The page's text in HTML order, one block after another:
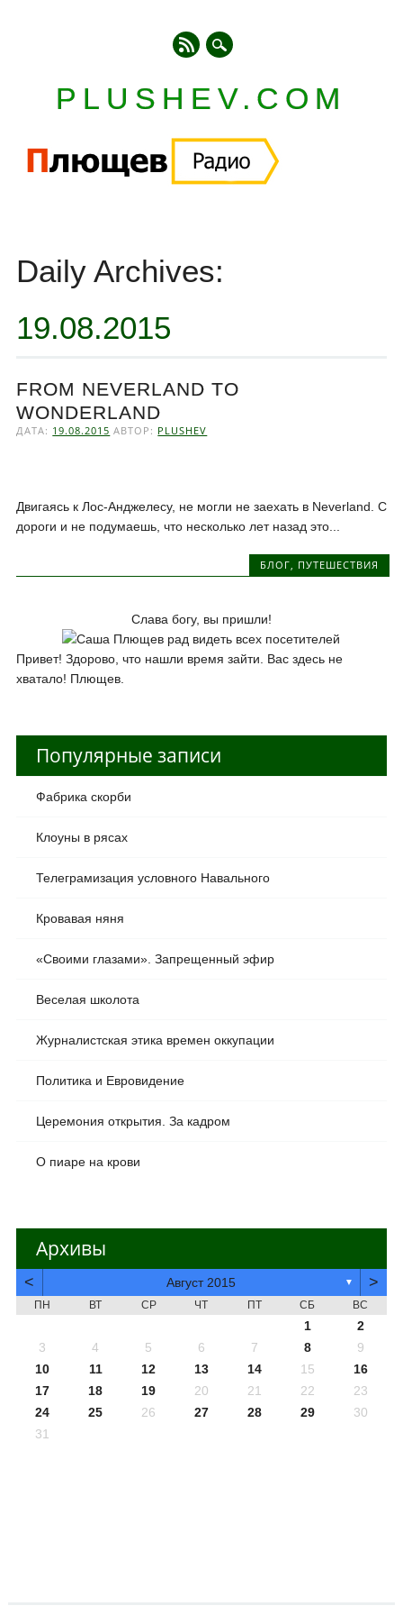
PLUSHEV.COM
content
Daily Archives:
19.08.2015
FROM NEVERLAND TO
WONDERLAND
ДАТА: 19.08.2015 АВТОР: PLUSHEV
Двигаясь к Лос-Анджелесу, не могли не заехать в Neverland. С
дороги и не подумаешь, что несколько лет назад это...
БЛОГ, ПУТЕШЕСТВИЯ
Слава богу, вы пришли!
Привет! Здорово, что нашли время зайти. Вас здесь не
хватало! Плющев.
Популярные записи
Фабрика скорби
Клоуны в рясах
Телеграмизация условного Навального
Кровавая няня
«Своими глазами». Запрещенный эфир
Веселая школота
Журналистская этика времен оккупации
Политика и Евровидение
Церемония открытия. За кадром
О пиаре на крови
Архивы
< Август 2015 ▼ >
ПН ВТ СР ЧТ ПТ СБ ВС
1
2
3
4 5 6 7 8
9
10
11 12 13 14 15
16
17
18 19 20 21 22
23
24
25 26 27 28 29
30
31